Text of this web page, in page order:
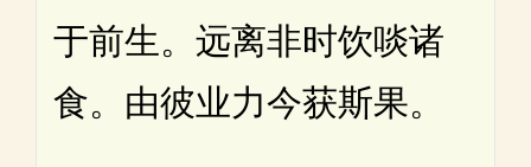
于前生。远离非时饮啖诸
食。由彼业力今获斯果。